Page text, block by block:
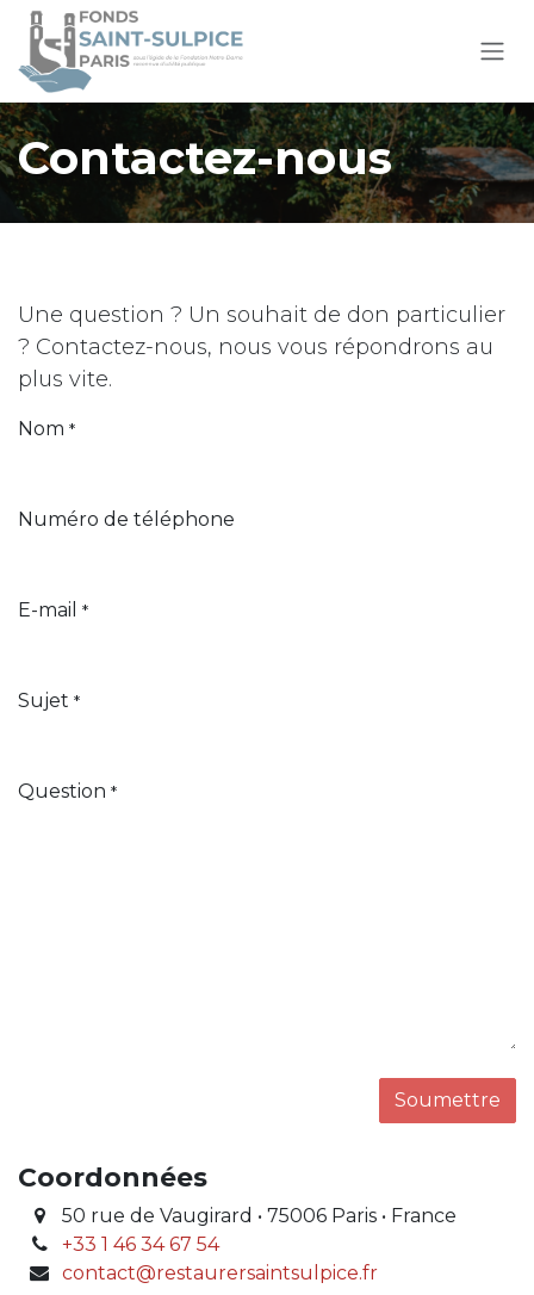
Se rendre au contenu
Contactez-nous
Une question ? Un souhait de don particulier
? Contactez-nous, nous vous répondrons au
plus vite.
Nom *
Numéro de téléphone
E-mail *
Sujet *
Question *
Soumettre
Coordonnées
50 rue de Vaugirard • 75006 Paris • France
+33 1 46 34 67 54
contact@restaurersaintsulpice.fr